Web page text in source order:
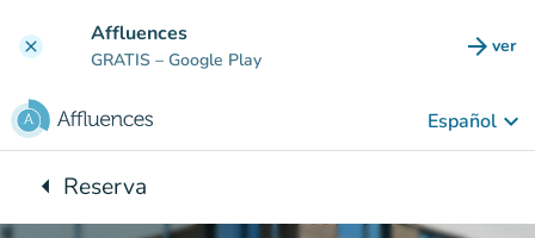
clear Affluences
GRATIS – Google Play arrow_forward ver
Español keyboard_arrow_down
arrow_leftVuelta:
Reserva